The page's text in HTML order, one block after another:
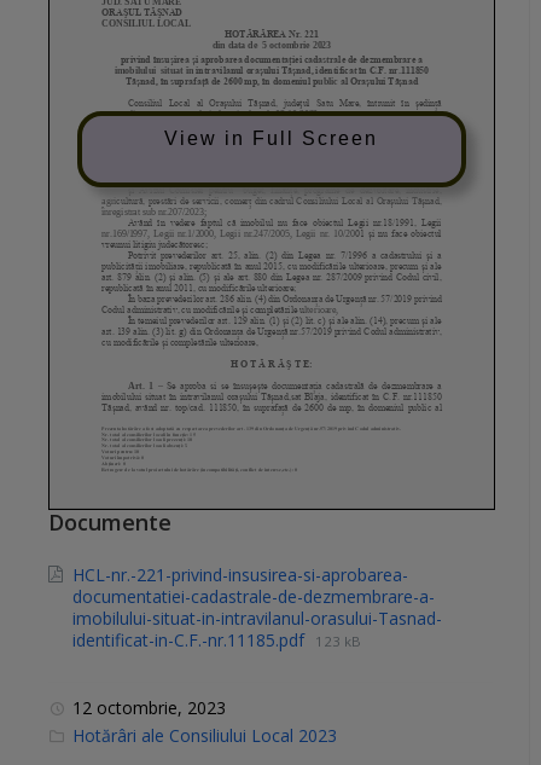
View in Full Screen
Documente
HCL-nr.-221-privind-insusirea-si-aprobarea-
documentatiei-cadastrale-de-dezmembrare-a-
imobilului-situat-in-intravilanul-orasului-Tasnad-
identificat-in-C.F.-nr.11185.pdf 123 kB
12 octombrie, 2023
C
Hotărâri ale Consiliului Local 2023